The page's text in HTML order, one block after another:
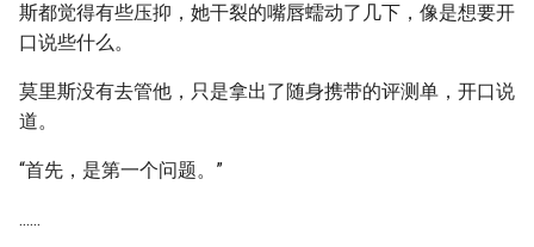
斯都觉得有些压抑，她干裂的嘴唇蠕动了几下，像是想要开
口说些什么。
莫里斯没有去管他，只是拿出了随身携带的评测单，开口说
道。
“首先，是第一个问题。”
......